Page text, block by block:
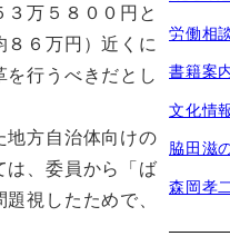
万５８００円と
６万円）近くに
行うべきだとし
方自治体向けの
は、委員から「ば
視したためで、
労働相
書籍案
文化情
脇田滋
森岡孝